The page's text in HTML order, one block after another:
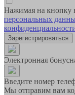
Нажимая на кнопку
персональных
Зарегистрироваться
Электронная
Введите номер
Мы отправим вам